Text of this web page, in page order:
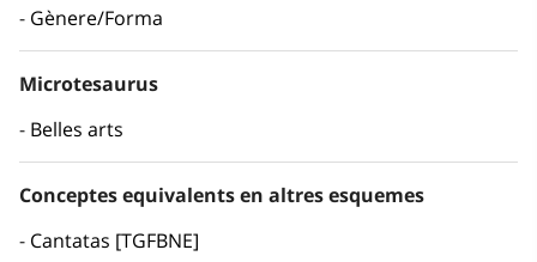
Gènere/Forma
Microtesaurus
Belles arts
Conceptes equivalents en altres esquemes
Cantatas [TGFBNE]